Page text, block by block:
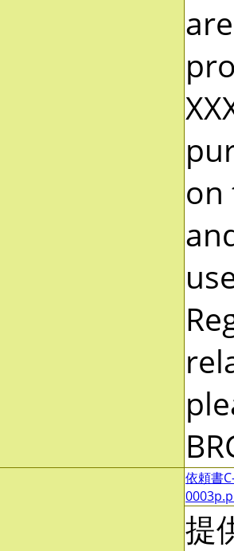
on
依頼書
提